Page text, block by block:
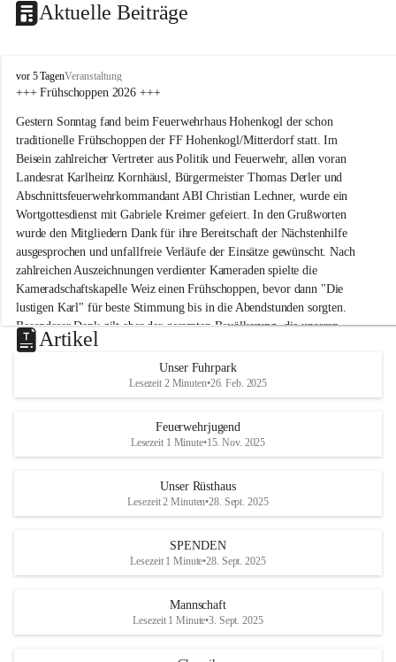
Aktuelle Beiträge
F
F
o
h
e
n
k
o
g
l
-
M
i
t
t
e
r
r
vor 5 TagenVeranstaltung
+++ Frühschoppen 2026 +++
Gestern Sonntag fand beim Feuerwehrhaus Hohenkogl der schon
traditionelle Frühschoppen der FF Hohenkogl/Mitterdorf statt. Im
Beisein zahlreicher Vertreter aus Politik und Feuerwehr, allen voran
Landesrat Karlheinz Kornhäusl, Bürgermeister Thomas Derler und
Abschnittsfeuerwehrkommandant ABI Christian Lechner, wurde ein
Wortgottesdienst mit Gabriele Kreimer gefeiert. In den Grußworten
wurde den Mitgliedern Dank für ihre Bereitschaft der Nächstenhilfe
ausgesprochen und unfallfreie Verläufe der Einsätze gewünscht. Nach
zahlreichen Auszeichnungen verdienter Kameraden spielte die
Kameradschaftskapelle Weiz einen Frühschoppen, bevor dann "Die
lustigen Karl" für beste Stimmung bis in die Abendstunden sorgten.
Besonderer Dank gilt aber der gesamten Bevölkerung, die unseren
Frühschoppen trotz hochsommerlichen Temperaturen besuchte. Der
Reinerlös des Festes kommt natürlich wieder der Verbesserung der
Ausrüstung und somit der Einsatzbereitschaft der FF
Hohenkogl/Mitterdorf zugute!
HERZLICHEN DANK FÜR IHREN BESUCH!
Artikel
Unser Fuhrpark
Lesezeit 2 Minuten•26. Feb. 2025
Feuerwehrjugend
Lesezeit 1 Minute•15. Nov. 2025
Unser Rüsthaus
Lesezeit 2 Minuten•28. Sept. 2025
SPENDEN
Lesezeit 1 Minute•28. Sept. 2025
Mannschaft
Lesezeit 1 Minute•3. Sept. 2025